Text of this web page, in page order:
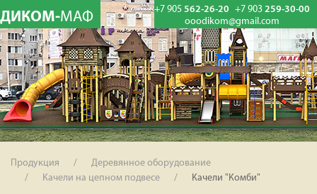
ДИКОМ-МАФ +7 905 562-26-20 +7 903 259-30-00
ooodikom@gmail.com
Продукция
Деревянное оборудование
Качели на цепном подвесе
Качели "Комби"